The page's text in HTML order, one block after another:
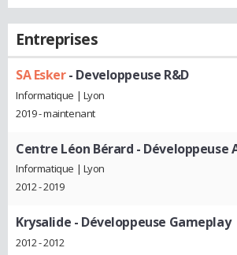
Entreprises
SA Esker- Developpeuse R&D
Informatique | Lyon
2019 - maintenant
Centre Léon Bérard - Développeuse
Informatique | Lyon
2012 - 2019
Krysalide - Développeuse Gameplay
2012 - 2012